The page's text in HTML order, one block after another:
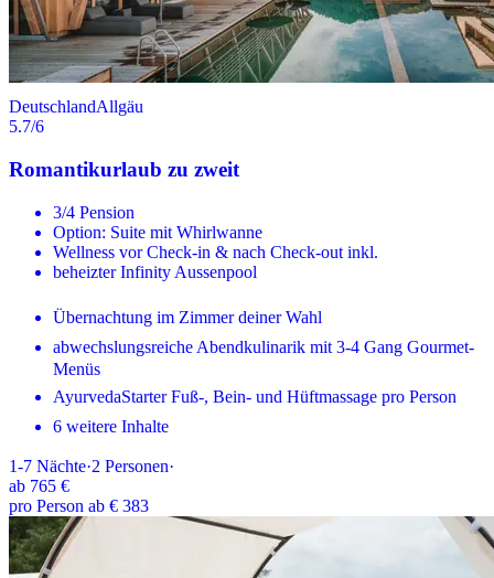
DeutschlandAllgäu
5.7/6
Romantikurlaub zu zweit
3/4 Pension
Option: Suite mit Whirlwanne
Wellness vor Check-in & nach Check-out inkl.
beheizter Infinity Aussenpool
Übernachtung im Zimmer deiner Wahl
abwechslungsreiche Abendkulinarik mit 3-4 Gang Gourmet-
Menüs
AyurvedaStarter Fuß-, Bein- und Hüftmassage pro Person
6 weitere Inhalte
1-7 Nächte·2 Personen·
ab 765 €
pro Person ab € 383